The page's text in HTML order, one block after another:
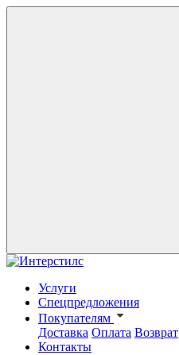
Услуги
Спецпредложения
Покупателям
Доставка Оплата Возврат
Контакты